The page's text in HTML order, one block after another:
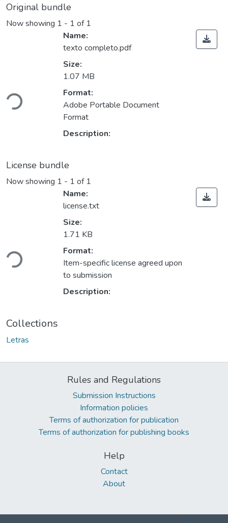
Original bundle
Now showing 1 - 1 of 1
Loading...
Name:
texto completo.pdf
Size:
1.07 MB
Format:
Adobe Portable Document
Format
Description:
License bundle
Now showing 1 - 1 of 1
Loading...
Name:
license.txt
Size:
1.71 KB
Format:
Item-specific license agreed upon
to submission
Description:
Collections
Letras
Rules and Regulations
Submission Instructions
Information policies
Terms of authorization for publication
Terms of authorization for publishing books
Help
Contact
About